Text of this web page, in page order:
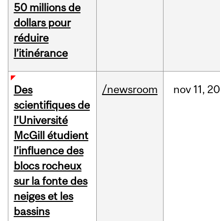
50 millions de
dollars pour
réduire
l’itinérance
Des
scientifiques de
l’Université
McGill étudient
l’influence des
blocs rocheux
sur la fonte des
neiges et les
bassins
/newsroom nov 11,